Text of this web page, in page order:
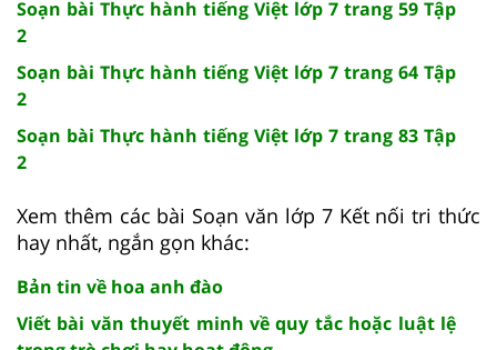
Soạn bài Thực hành tiếng Việt lớp 7 trang 59 Tập
2
Soạn bài Thực hành tiếng Việt lớp 7 trang 64 Tập
2
Soạn bài Thực hành tiếng Việt lớp 7 trang 83 Tập
2
Xem thêm các bài Soạn văn lớp 7 Kết nối tri thức
hay nhất, ngắn gọn khác:
Bản tin về hoa anh đào
Viết bài văn thuyết minh về quy tắc hoặc luật lệ